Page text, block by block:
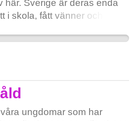
här. Sverige är deras enda
i skola, fått vänner och byggt
ta ifrån dem deras
ungdomar som har